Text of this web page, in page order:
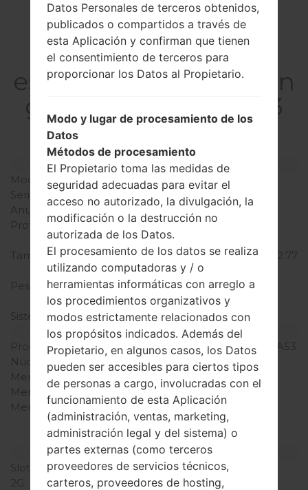
La
especificaciónSamsun
g SM-J330GGalaxy J3
Pro
Modelo y sus características
Modelo
SamsungSM-J330G
Serie
Galaxy J3 Pro
Anunciado
Agosto, 2017
Profundidad
8.2 milímetros (0.32
pulgadas)
Tamaño (dimensiones)
70.3 x 143.2 milímetros (2.77
x 5.64 pulgadas)
Peso
142 gramosramos (5.01
onzas)
Sistema de operación
Android Oreo 8.0.0
Hardware
Procesador
1400MHz ARM Cortex -A53
Núcleos de UCP
cuatro núcleos
Memoria RAM
2GB
Memoria interna
16GB
Memoria externa
microSD, microSDHC,
TransFlash, microSDXC
hasta 256 GB
Red y Datos
Slot de tarjeta
Nano-SIM
2G
GSM
Datos Personales de terceros obtenidos,
publicados o compartidos a través de
esta Aplicación y confirman que tienen
el consentimiento de terceros para
proporcionar los Datos al Propietario.
Modo y lugar de procesamiento de los
Datos
Métodos de procesamiento
El Propietario toma las medidas de
seguridad adecuadas para evitar el
acceso no autorizado, la divulgación, la
modificación o la destrucción no
autorizada de los Datos.
El procesamiento de los datos se realiza
utilizando computadoras y / o
herramientas informáticas con arreglo a
los procedimientos organizativos y
modos estrictamente relacionados con
los propósitos indicados. Además del
Propietario, en algunos casos, los Datos
pueden ser accesibles para ciertos tipos
de personas a cargo, involucradas con el
funcionamiento de esta Aplicación
(administración, ventas, marketing,
administración legal y del sistema) o
partes externas (como terceros
proveedores de servicios técnicos,
carteros, proveedores de hosting,